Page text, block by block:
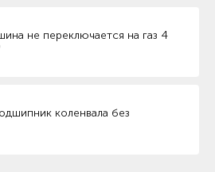
не переключается на газ 4
коленвала без